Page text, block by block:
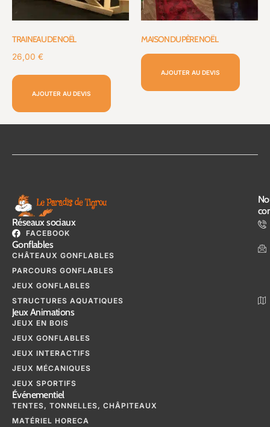
TRAINEAU DE NOËL
26,00 €
AJOUTER AU DEVIS
MAISON DU PÈRE NOËL
AJOUTER AU DEVIS
Réseaux sociaux
FACEBOOK
Gonflables
CHÂTEAUX GONFLABLES
PARCOURS GONFLABLES
JEUX GONFLABLES
STRUCTURES AQUATIQUES
Jeux Animations
JEUX EN BOIS
JEUX GONFLABLES
JEUX INTERACTIFS
JEUX MÉCANIQUES
JEUX SPORTIFS
Événementiel
TENTES, TONNELLES, CHÂPITEAUX
MATÉRIEL HORECA